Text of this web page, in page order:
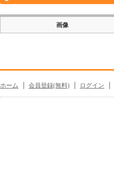
画像
ホーム 会員登録(無料) ログイン